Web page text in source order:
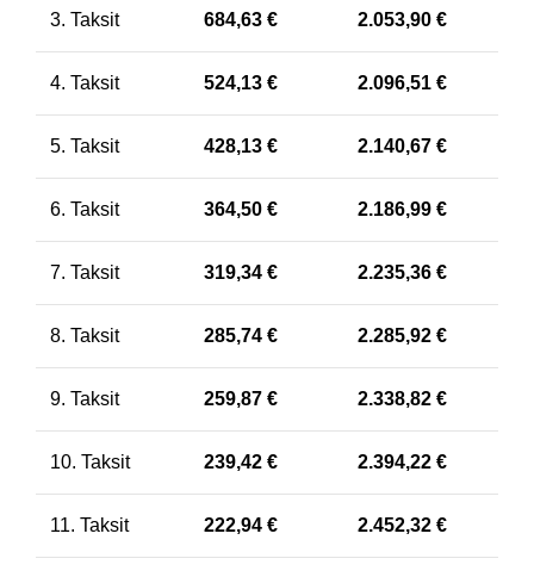
3. Taksit 684,63 € 2.053,90 €
4. Taksit 524,13 € 2.096,51 €
5. Taksit 428,13 € 2.140,67 €
6. Taksit 364,50 € 2.186,99 €
7. Taksit 319,34 € 2.235,36 €
8. Taksit 285,74 € 2.285,92 €
9. Taksit 259,87 € 2.338,82 €
10. Taksit 239,42 € 2.394,22 €
11. Taksit 222,94 € 2.452,32 €